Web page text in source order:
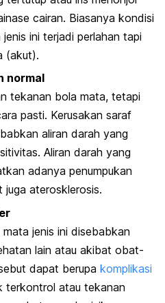
cairan. Biasanya kondisi
ini terjadi perlahan tapi
(akut).
normal
tekanan bola mata, tetapi
pasti. Kerusakan saraf
aliran darah yang
Aliran darah yang
adanya penumpukan
juga aterosklerosis.
jenis ini disebabkan
lain atau akibat obat-
dapat berupa komplikasi
terkontrol atau tekanan